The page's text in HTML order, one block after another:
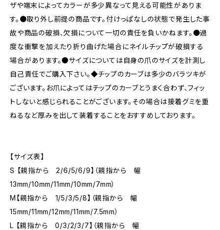
ザや端末によってカラーが多少異なって見える可能性がありま
す。●取り外し前提の商品です。付けっぱなしの状態で発生した事
故や商品の破損、欠損について一切の責任を負いかねます。●過
度な衝撃を加えたり折り曲げた場合にネイルチップが破損する
場合があります。●サイズについては自身の爪のサイズを計測し
自己責任でご購入下さい。◆チップのカーブは多少のバラツキが
ございます。お爪によってはチップのカーブとうまく合わず、フィッ
トしないと感じられることがございます。その場合は接着グミを重
ねるなど厚みを出して装着することをおすすめしております。
【サイズ表】
S 【親指から 2/6/5/6/9】（親指から 幅
13mm/10mm/11mm/10mm/7mm）
M【親指から 1/5/3/5/8】（親指から 幅
15mm/11mm/12mm/11mm/7.5mm）
L 【親指から 0/3/2/3/7】（親指から 幅